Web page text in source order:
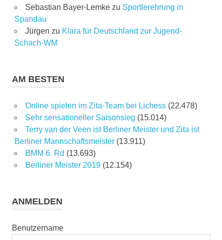
Sebastian Bayer-Lemkezu Sportlerehrung in
Spandau
Jürgen zu Klara für Deutschland zur Jugend-
Schach-WM
AM BESTEN
Online spielen im Zita-Team bei Lichess (22.478)
Sehr sensationeller Saisonsieg (15.014)
Terry van der Veen ist Berliner Meister und Zita ist
Berliner Mannschaftsmeister (13.911)
BMM 6. Rd (13.693)
Berliner Meister 2019 (12.154)
ANMELDEN
Benutzername